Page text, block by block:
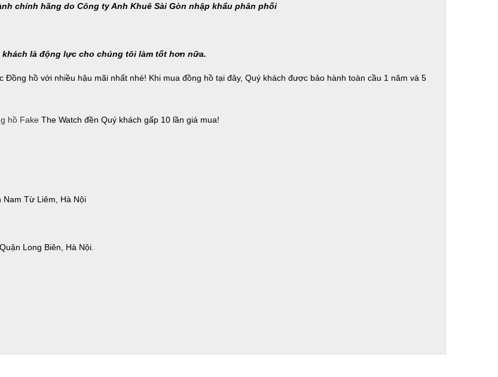
chính hãng do Công ty Anh Khuê Sài Gòn nhập khẩu phân phối
là động lực cho chúng tôi làm tốt hơn nữa.
hồ với nhiều hậu mãi nhất nhé! Khi mua đồng hồ tại đây, Quý khách được bảo hành toàn cầu 1 năm và 5
hồ Fake The Watch đền Quý khách gấp 10 lần giá mua!
Từ Liêm, Hà Nội
Long Biên, Hà Nội.